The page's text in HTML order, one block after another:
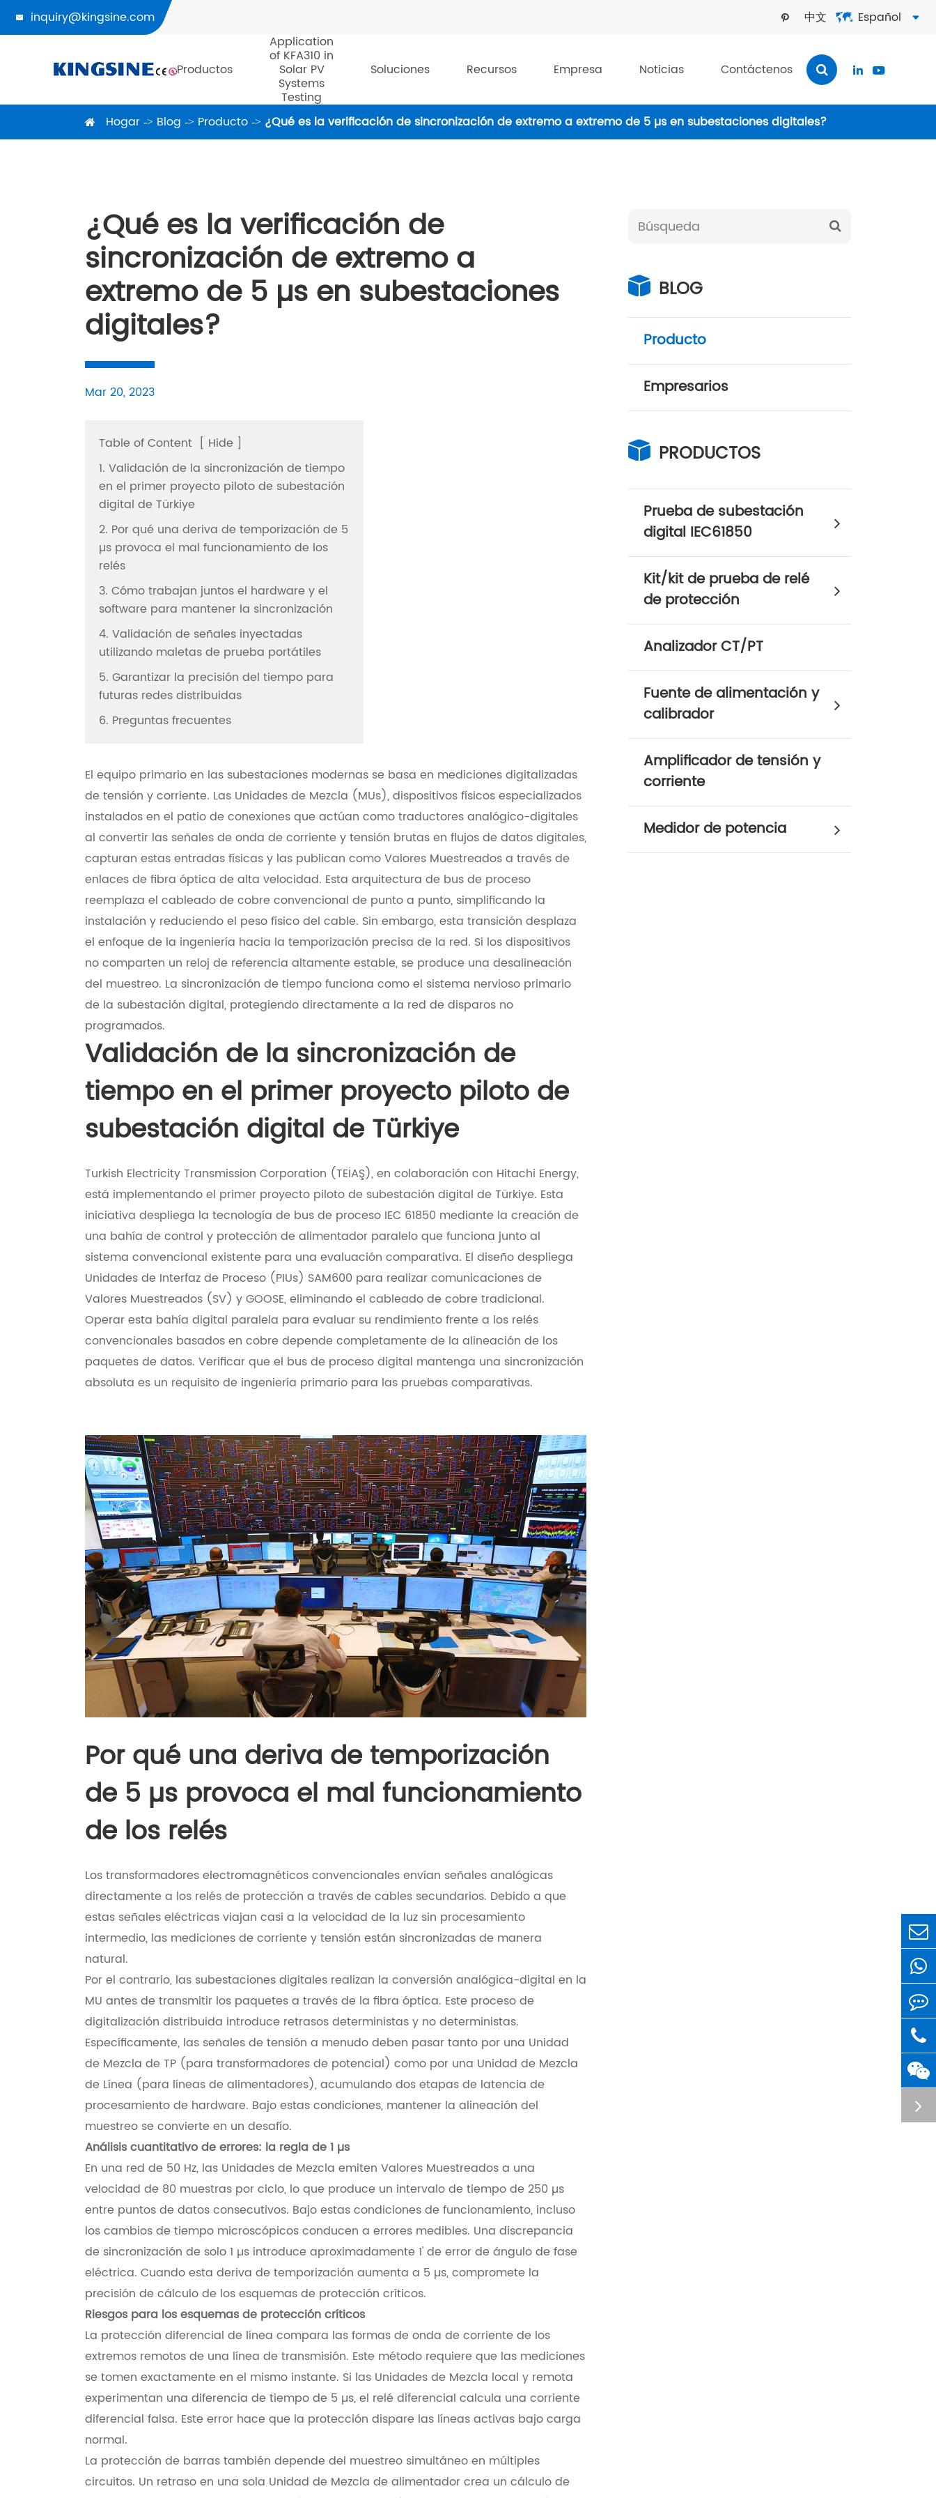
 inquiry@kingsine.com  中文  Español 
Productos
Application
of KFA310 in
Solar PV
Systems
Testing
Soluciones Recursos Empresa Noticias Contáctenos  
Hogar Blog Producto ¿Qué es la verificación de sincronización de extremo a extremo de 5 µs en subestaciones digitales?
¿Qué es la verificación de
sincronización de extremo a
extremo de 5 µs en subestaciones
digitales?
Mar 20, 2023
Table of Content [ Hide ]
1. Validación de la sincronización de tiempo
en el primer proyecto piloto de subestación
digital de Türkiye
2. Por qué una deriva de temporización de 5
µs provoca el mal funcionamiento de los
relés
3. Cómo trabajan juntos el hardware y el
software para mantener la sincronización
4. Validación de señales inyectadas
utilizando maletas de prueba portátiles
5. Garantizar la precisión del tiempo para
futuras redes distribuidas
6. Preguntas frecuentes
El equipo primario en las subestaciones modernas se basa en mediciones digitalizadas
de tensión y corriente. Las Unidades de Mezcla (MUs), dispositivos físicos especializados
instalados en el patio de conexiones que actúan como traductores analógico-digitales
al convertir las señales de onda de corriente y tensión brutas en flujos de datos digitales,
capturan estas entradas físicas y las publican como Valores Muestreados a través de
enlaces de fibra óptica de alta velocidad. Esta arquitectura de bus de proceso
reemplaza el cableado de cobre convencional de punto a punto, simplificando la
instalación y reduciendo el peso físico del cable. Sin embargo, esta transición desplaza
el enfoque de la ingeniería hacia la temporización precisa de la red. Si los dispositivos
no comparten un reloj de referencia altamente estable, se produce una desalineación
del muestreo. La sincronización de tiempo funciona como el sistema nervioso primario
de la subestación digital, protegiendo directamente a la red de disparos no
programados.
Validación de la sincronización de
tiempo en el primer proyecto piloto de
subestación digital de Türkiye
Turkish Electricity Transmission Corporation (TEİAŞ), en colaboración con Hitachi Energy,
está implementando el primer proyecto piloto de subestación digital de Türkiye. Esta
iniciativa despliega la tecnología de bus de proceso IEC 61850 mediante la creación de
una bahía de control y protección de alimentador paralelo que funciona junto al
sistema convencional existente para una evaluación comparativa. El diseño despliega
Unidades de Interfaz de Proceso (PIUs) SAM600 para realizar comunicaciones de
Valores Muestreados (SV) y GOOSE, eliminando el cableado de cobre tradicional.
Operar esta bahía digital paralela para evaluar su rendimiento frente a los relés
convencionales basados en cobre depende completamente de la alineación de los
paquetes de datos. Verificar que el bus de proceso digital mantenga una sincronización
absoluta es un requisito de ingeniería primario para las pruebas comparativas.
Por qué una deriva de temporización
de 5 µs provoca el mal funcionamiento
de los relés
Los transformadores electromagnéticos convencionales envían señales analógicas
directamente a los relés de protección a través de cables secundarios. Debido a que
estas señales eléctricas viajan casi a la velocidad de la luz sin procesamiento
intermedio, las mediciones de corriente y tensión están sincronizadas de manera
natural.
Por el contrario, las subestaciones digitales realizan la conversión analógica-digital en la
MU antes de transmitir los paquetes a través de la fibra óptica. Este proceso de
digitalización distribuida introduce retrasos deterministas y no deterministas.
Específicamente, las señales de tensión a menudo deben pasar tanto por una Unidad
de Mezcla de TP (para transformadores de potencial) como por una Unidad de Mezcla
de Línea (para líneas de alimentadores), acumulando dos etapas de latencia de
procesamiento de hardware. Bajo estas condiciones, mantener la alineación del
muestreo se convierte en un desafío.
Análisis cuantitativo de errores: la regla de 1 µs
En una red de 50 Hz, las Unidades de Mezcla emiten Valores Muestreados a una
velocidad de 80 muestras por ciclo, lo que produce un intervalo de tiempo de 250 µs
entre puntos de datos consecutivos. Bajo estas condiciones de funcionamiento, incluso
los cambios de tiempo microscópicos conducen a errores medibles. Una discrepancia
de sincronización de solo 1 µs introduce aproximadamente 1' de error de ángulo de fase
eléctrica. Cuando esta deriva de temporización aumenta a 5 µs, compromete la
precisión de cálculo de los esquemas de protección críticos.
Riesgos para los esquemas de protección críticos
La protección diferencial de línea compara las formas de onda de corriente de los
extremos remotos de una línea de transmisión. Este método requiere que las mediciones
se tomen exactamente en el mismo instante. Si las Unidades de Mezcla local y remota
experimentan una diferencia de tiempo de 5 µs, el relé diferencial calcula una corriente
diferencial falsa. Este error hace que la protección dispare las líneas activas bajo carga
normal.
La protección de barras también depende del muestreo simultáneo en múltiples
circuitos. Un retraso en una sola Unidad de Mezcla de alimentador crea un cálculo de
BLOG
Producto
Empresarios
PRODUCTOS
Prueba de subestación
digital IEC61850
Kit/kit de prueba de relé
de protección
Analizador CT/PT
Fuente de alimentación y
calibrador
Amplificador de tensión y
corriente
Medidor de potencia